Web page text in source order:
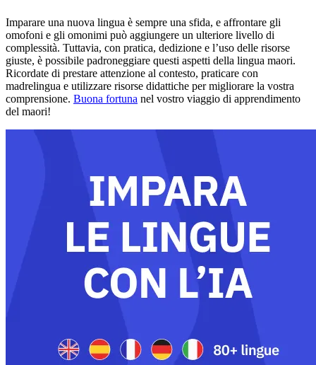
Imparare una nuova lingua è sempre una sfida, e affrontare gli
omofoni e gli omonimi può aggiungere un ulteriore livello di
complessità. Tuttavia, con pratica, dedizione e l’uso delle risorse
giuste, è possibile padroneggiare questi aspetti della lingua maori.
Ricordate di prestare attenzione al contesto, praticare con
madrelingua e utilizzare risorse didattiche per migliorare la vostra
comprensione. Buona fortuna nel vostro viaggio di apprendimento
del maori!